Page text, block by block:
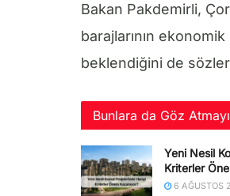
Bakan Pakdemirli,
barajlarının
beklendiğini de
Bunlara da Göz
Yeni Nesil
Kriterler
6 AĞUSTOS